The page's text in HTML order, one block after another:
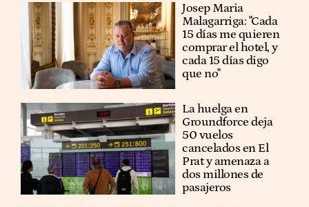
​​Josep Maria
Malagarriga: "Cada
15 días me quieren
comprar el hotel, y
cada 15 días digo
que no"
La huelga en
Groundforce deja
50 vuelos
cancelados en El
Prat y amenaza a
dos millones de
pasajeros